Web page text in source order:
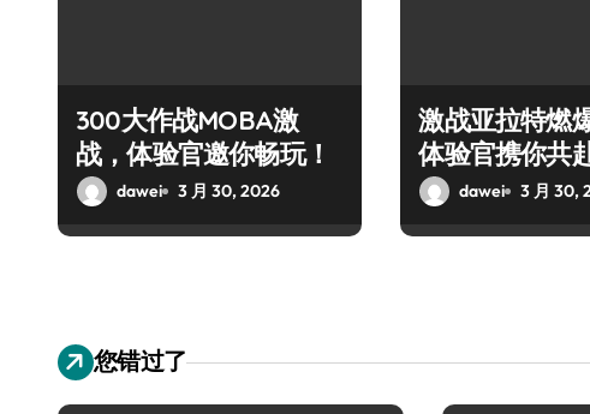
300大作战MOBA激
战，体验官邀你畅玩！
dawei 3 月 30, 2026
激战亚拉特燃
体验官携你共
战盛宴
dawei 3 月 30,
您错过了